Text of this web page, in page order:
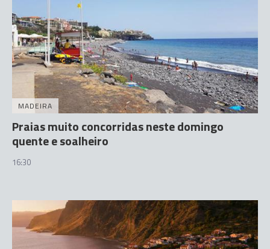
MADEIRA
Praias muito concorridas neste domingo
quente e soalheiro
16:30